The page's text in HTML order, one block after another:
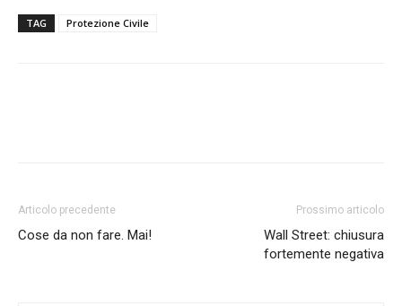
TAG Protezione Civile
Articolo precedente
Cose da non fare. Mai!
Prossimo articolo
Wall Street: chiusura
fortemente negativa